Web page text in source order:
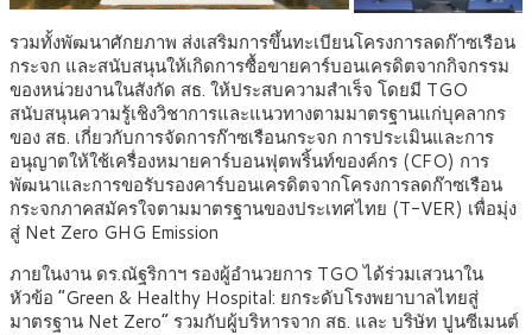
รวมทั้งพัฒนาศักยภาพ ส่งเสริมการขึ้นทะเบียนโครงการลดก๊าซเรือน
กระจก และสนับสนุนให้เกิดการซื้อขายคาร์บอนเครดิตจากกิจกรรม
ของหน่วยงานในสังกัด สธ. ให้ประสบความสำเร็จ โดยมี TGO
สนับสนุนความรู้เชิงวิชาการและแนวทางตามมาตรฐานแก่บุคลากร
ของ สธ. เกี่ยวกับการจัดการก๊าซเรือนกระจก การประเมินและการ
อนุญาตให้ใช้เครื่องหมายคาร์บอนฟุตพริ้นท์ของค์กร (CFO) การ
พัฒนาและการขอรับรองคาร์บอนเครดิตจากโครงการลดก๊าซเรือน
กระจกภาคสมัครใจตามมาตรฐานของประเทศไทย (T-VER) เพื่อมุ่ง
สู่ Net Zero GHG Emission
ภายในงาน ดร.ณัฐริกาฯ รองผู้อำนวยการ TGO ได้ร่วมเสวนาใน
หัวข้อ “Green & Healthy Hospital: ยกระดับโรงพยาบาลไทยสู่
มาตรฐาน Net Zero” รวมกับผู้บริหารจาก สธ. และ บริษัท ปูนซีเมนต์